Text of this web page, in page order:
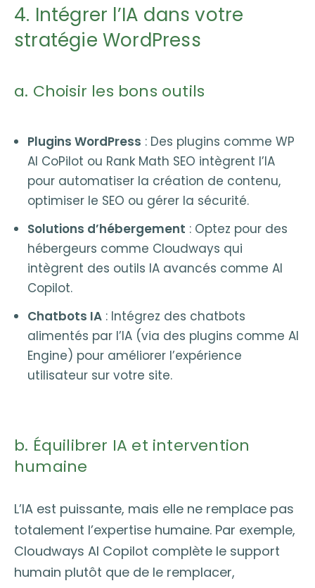
4. Intégrer l’IA dans votre
stratégie WordPress
a. Choisir les bons outils
Plugins WordPress : Des plugins comme WP
AI CoPilot ou Rank Math SEO intègrent l’IA
pour automatiser la création de contenu,
optimiser le SEO ou gérer la sécurité.
Solutions d’hébergement : Optez pour des
hébergeurs comme Cloudways qui
intègrent des outils IA avancés comme AI
Copilot.
Chatbots IA : Intégrez des chatbots
alimentés par l’IA (via des plugins comme AI
Engine) pour améliorer l’expérience
utilisateur sur votre site.
b. Équilibrer IA et intervention
humaine
L’IA est puissante, mais elle ne remplace pas
totalement l’expertise humaine. Par exemple,
Cloudways AI Copilot complète le support
humain plutôt que de le remplacer,